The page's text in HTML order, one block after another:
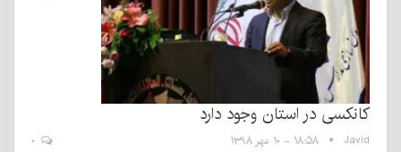
کانکسی در استان وجود دارد
Javid ۱۸:۵۸ - ۱۰ مهر ۱۳۹۸